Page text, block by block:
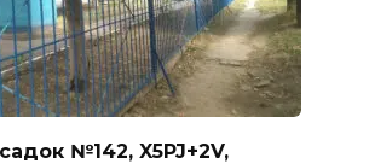
№142, X5PJ+2V,